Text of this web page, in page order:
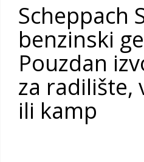
Scheppach
benzinski
Pouzdan
za radilište,
ili kamp